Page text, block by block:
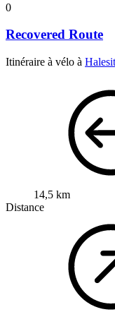
0
Recovered Route
Itinéraire à vélo à
14,5 km
Distance